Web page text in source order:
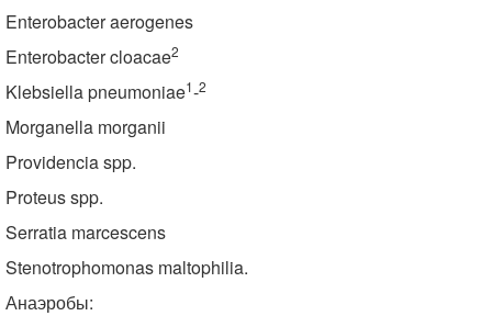
Enterobacter aerogenes
Enterobacter cloacae2
Klebsiella pneumoniae1-2
Morganella morganii
Providencia spp.
Proteus spp.
Serratia marcescens
Stenotrophomonas maltophilia.
Анаэробы: